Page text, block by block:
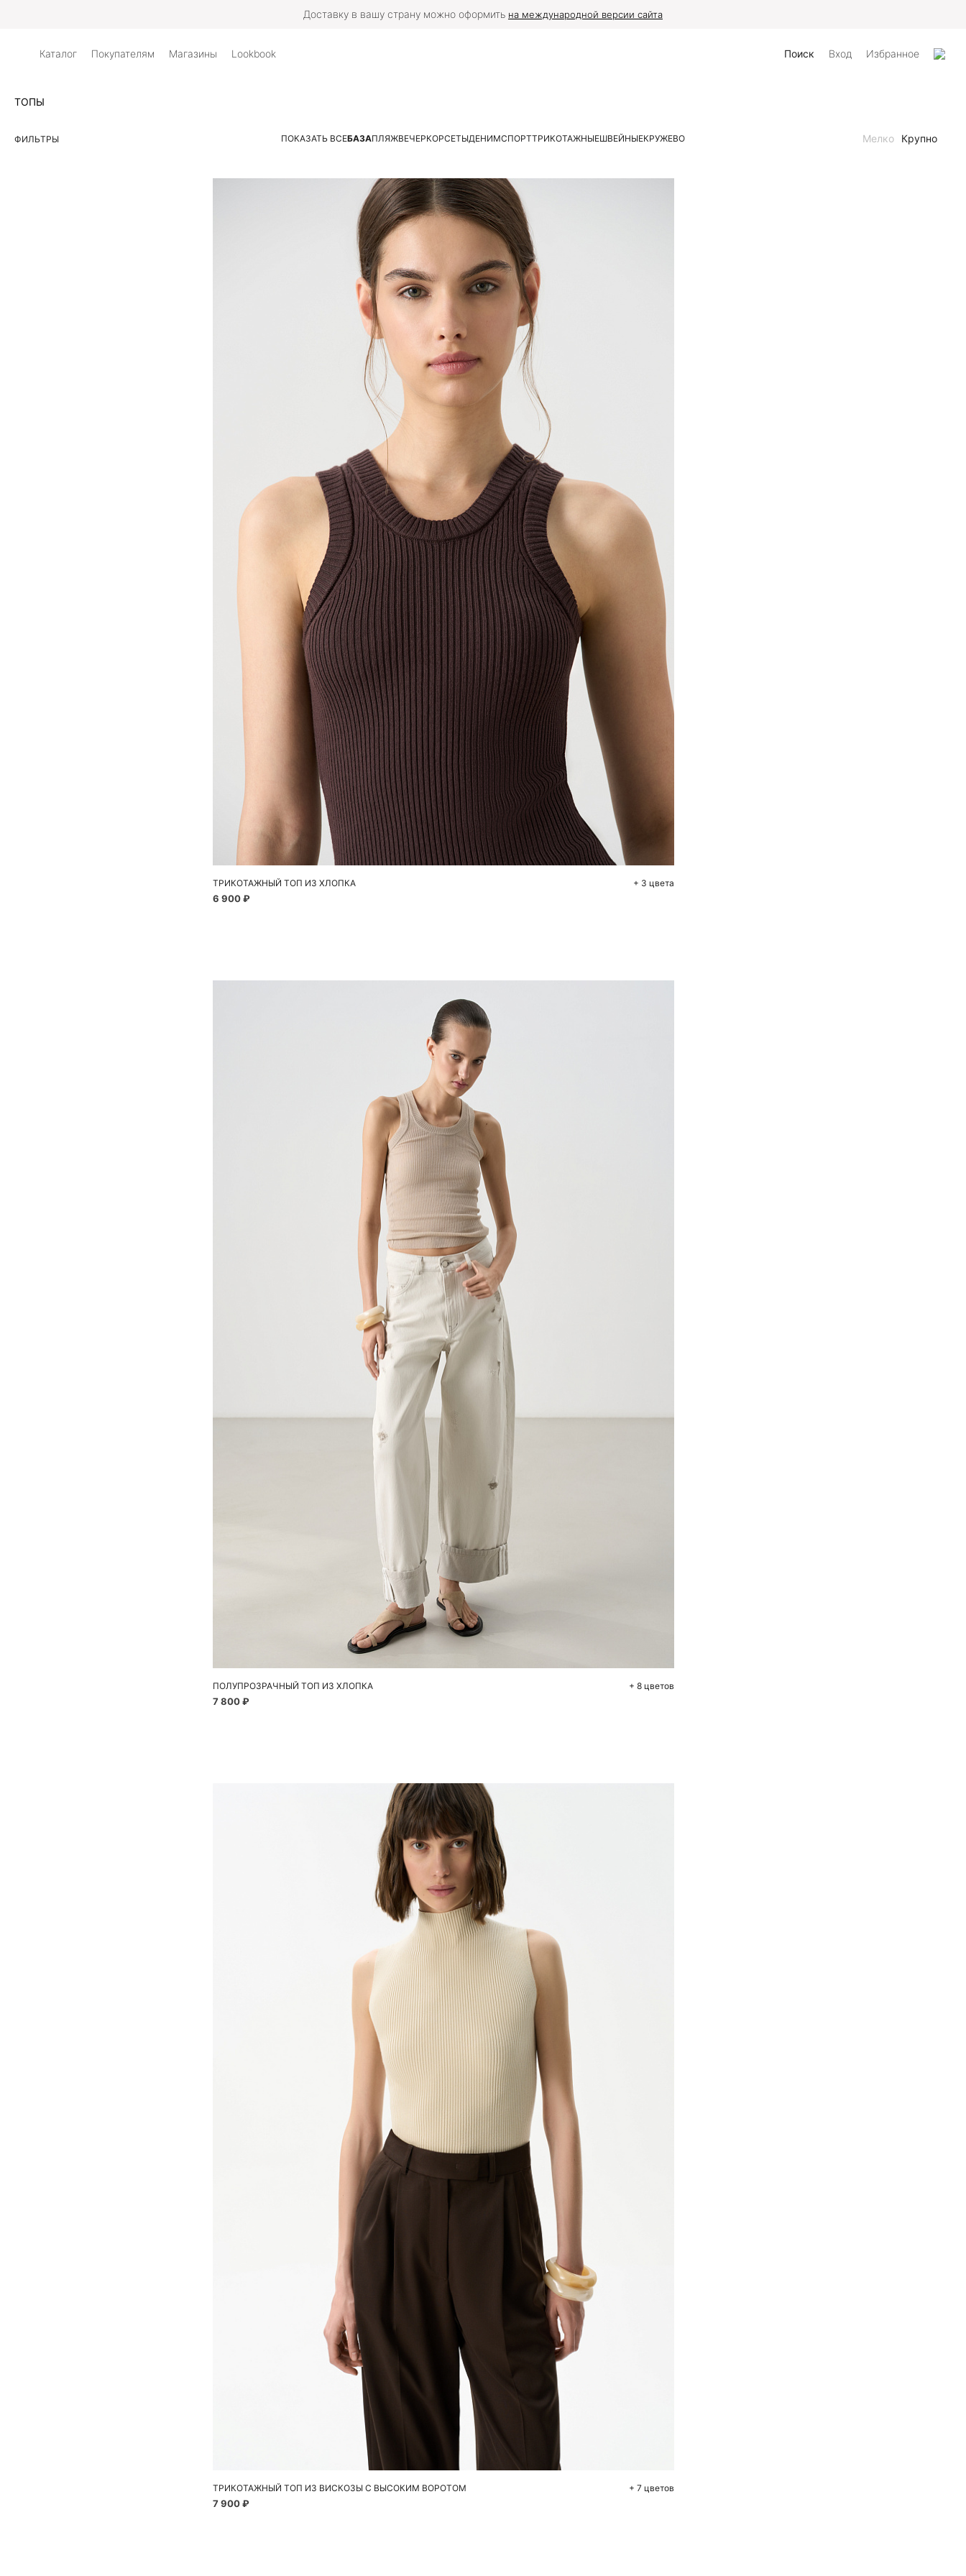
Доставку в вашу страну можно оформить на международной версии сайта
Каталог Покупателям Магазины Lookbook Поиск Вход Избранное
ТОПЫ
ФИЛЬТРЫ ПОКАЗАТЬ ВСЕБАЗАПЛЯЖВЕЧЕРКОРСЕТЫДЕНИМСПОРТТРИКОТАЖНЫЕШВЕЙНЫЕКРУЖЕВО Мелко Крупно
Добавить в корзину
S M
ТРИКОТАЖНЫЙ ТОП ИЗ ХЛОПКА + 3 цвета
6 900 ₽
Добавить в корзину
S M
ПОЛУПРОЗРАЧНЫЙ ТОП ИЗ ХЛОПКА + 8 цветов
7 800 ₽
Добавить в корзину
L
ТРИКОТАЖНЫЙ ТОП ИЗ ВИСКОЗЫ С ВЫСОКИМ ВОРОТОМ + 7 цветов
7 900 ₽